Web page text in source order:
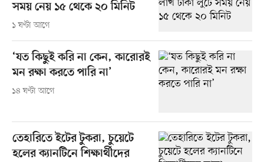
সময় নেয় ১৫ থেকে ২০ মিনিট
১ ঘণ্টা আগে
‘যত কিছুই করি না কেন, কারোরই
মন রক্ষা করতে পারি না’
১৪ ঘণ্টা আগে
তেহারিতে ইটের টুকরা, চুয়েটে
হলের ক্যানটিনে শিক্ষার্থীদের